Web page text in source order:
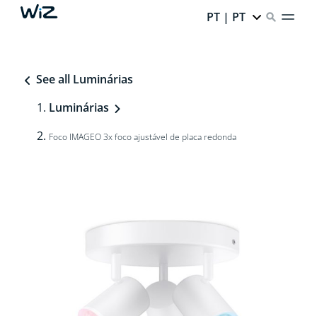
PT | PT
See all Luminárias
Luminárias
Foco IMAGEO 3x foco ajustável de placa redonda